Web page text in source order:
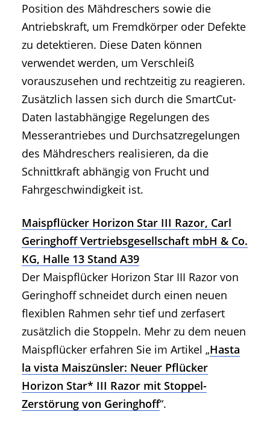
Position des Mähdreschers sowie die
Antriebskraft, um Fremdkörper oder Defekte
zu detektieren. Diese Daten können
verwendet werden, um Verschleiß
vorauszusehen und rechtzeitig zu reagieren.
Zusätzlich lassen sich durch die SmartCut-
Daten lastabhängige Regelungen des
Messerantriebes und Durchsatzregelungen
des Mähdreschers realisieren, da die
Schnittkraft abhängig von Frucht und
Fahrgeschwindigkeit ist.
Maispflücker Horizon Star III Razor, Carl
Geringhoff Vertriebsgesellschaft mbH & Co.
KG, Halle 13 Stand A39
Der Maispflücker Horizon Star III Razor von
Geringhoff schneidet durch einen neuen
flexiblen Rahmen sehr tief und zerfasert
zusätzlich die Stoppeln. Mehr zu dem neuen
Maispflücker erfahren Sie im Artikel „Hasta
la vista Maiszünsler: Neuer Pflücker
Horizon Star* III Razor mit Stoppel-
Zerstörung von Geringhoff“.